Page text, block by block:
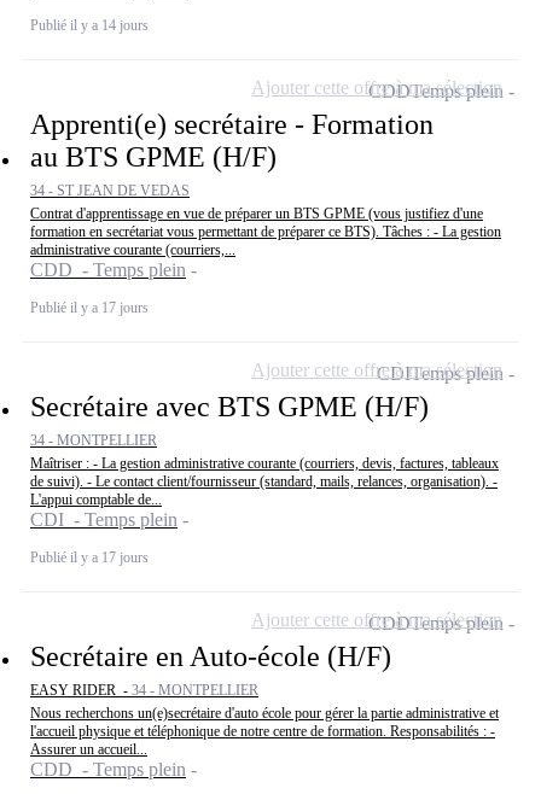
Publié il y a 14 jours
Apprenti(e) secrétaire - Formation
au BTS GPME (H/F)
34 - ST JEAN DE VEDAS
Contrat d'apprentissage en vue de préparer un BTS GPME (vous justifiez d'une
formation en secrétariat vous permettant de préparer ce BTS). Tâches : - La gestion
administrative courante (courriers,...
CDD - Temps plein
Publié il y a 17 jours
CDDTemps plein
Ajouter cette offre à ma sélection
Secrétaire avec BTS GPME (H/F)
34 - MONTPELLIER
Maîtriser : - La gestion administrative courante (courriers, devis, factures, tableaux
de suivi). - Le contact client/fournisseur (standard, mails, relances, organisation). -
L'appui comptable de...
CDI - Temps plein
Publié il y a 17 jours
CDITemps plein
Ajouter cette offre à ma sélection
Secrétaire en Auto-école (H/F)
EASY RIDER - 34 - MONTPELLIER
Nous recherchons un(e)secrétaire d'auto école pour gérer la partie administrative et
l'accueil physique et téléphonique de notre centre de formation. Responsabilités : -
Assurer un accueil...
CDD - Temps plein
CDDTemps plein
Ajouter cette offre à ma sélection